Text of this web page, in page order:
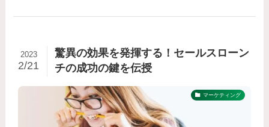
驚異の効果を発揮する！セールスローン
チの成功の鍵を伝授
2023
2/21
マーケティング